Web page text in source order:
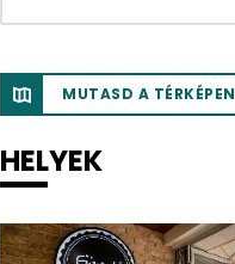
MUTASD A TÉRKÉPEN
HELYEK